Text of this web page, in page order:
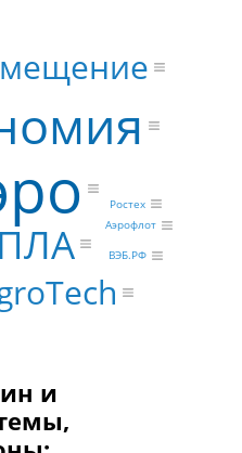
ВЭБ.РФ
Аэрофлот
Ростех
и